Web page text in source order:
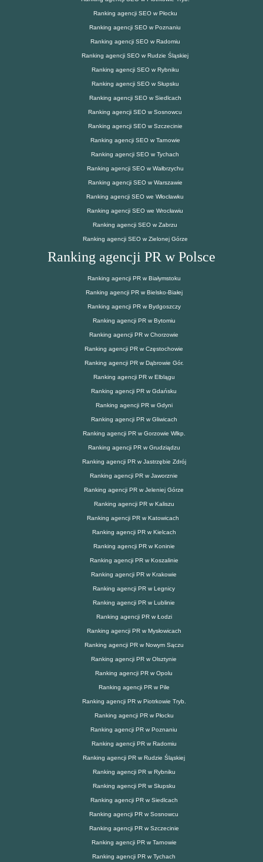
Ranking agencji SEO w Płocku
Ranking agencji SEO w Poznaniu
Ranking agencji SEO w Radomiu
Ranking agencji SEO w Rudzie Śląskiej
Ranking agencji SEO w Rybniku
Ranking agencji SEO w Słupsku
Ranking agencji SEO w Siedlcach
Ranking agencji SEO w Sosnowcu
Ranking agencji SEO w Szczecinie
Ranking agencji SEO w Tarnowie
Ranking agencji SEO w Tychach
Ranking agencji SEO w Wałbrzychu
Ranking agencji SEO w Warszawie
Ranking agencji SEO we Włocławku
Ranking agencji SEO we Wrocławiu
Ranking agencji SEO w Zabrzu
Ranking agencji SEO w Zielonej Górze
Ranking agencji PR w Polsce
Ranking agencji PR w Białymstoku
Ranking agencji PR w Bielsko-Białej
Ranking agencji PR w Bydgoszczy
Ranking agencji PR w Bytomiu
Ranking agencji PR w Chorzowie
Ranking agencji PR w Częstochowie
Ranking agencji PR w Dąbrowie Gór.
Ranking agencji PR w Elblągu
Ranking agencji PR w Gdańsku
Ranking agencji PR w Gdyni
Ranking agencji PR w Gliwicach
Ranking agencji PR w Gorzowie Wlkp.
Ranking agencji PR w Grudziądzu
Ranking agencji PR w Jastrzębie Zdrój
Ranking agencji PR w Jaworznie
Ranking agencji PR w Jeleniej Górze
Ranking agencji PR w Kaliszu
Ranking agencji PR w Katowicach
Ranking agencji PR w Kielcach
Ranking agencji PR w Koninie
Ranking agencji PR w Koszalinie
Ranking agencji PR w Krakowie
Ranking agencji PR w Legnicy
Ranking agencji PR w Lublinie
Ranking agencji PR w Łodzi
Ranking agencji PR w Mysłowicach
Ranking agencji PR w Nowym Sączu
Ranking agencji PR w Olsztynie
Ranking agencji PR w Opolu
Ranking agencji PR w Pile
Ranking agencji PR w Piotrkowie Tryb.
Ranking agencji PR w Płocku
Ranking agencji PR w Poznaniu
Ranking agencji PR w Radomiu
Ranking agencji PR w Rudzie Śląskiej
Ranking agencji PR w Rybniku
Ranking agencji PR w Słupsku
Ranking agencji PR w Siedlcach
Ranking agencji PR w Sosnowcu
Ranking agencji PR w Szczecinie
Ranking agencji PR w Tarnowie
Ranking agencji PR w Tychach